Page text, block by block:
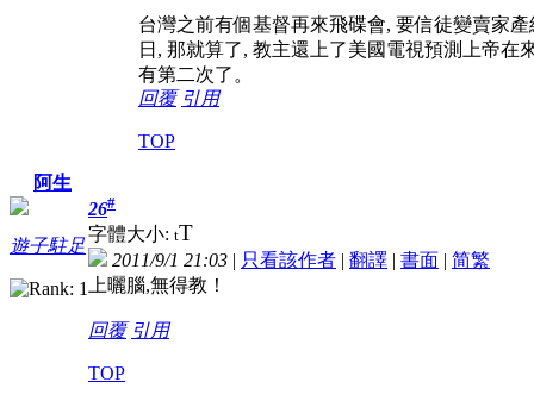
台灣之前有個基督再來飛碟會, 要信徒變賣家
日, 那就算了, 教主還上了美國電視預測上帝在
有第二次了。
回覆 引用
TOP
阿生
遊子駐足
26#
字體大小: tT
2011/9/1 21:03 | 只看該作者 | 翻譯 | 書面 | 简繁
上曬腦,無得教！
回覆 引用
TOP